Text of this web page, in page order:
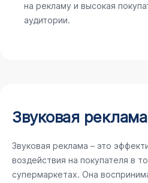
на рекламу и высокая
аудитории.
Звуковая
Звуковая реклама – это
воздействия на покупателя в
супермаркетах. Она